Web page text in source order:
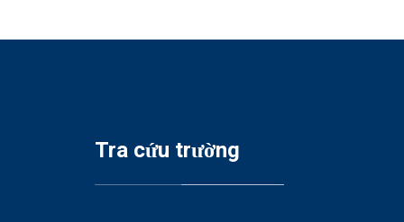
Tra cứu trường